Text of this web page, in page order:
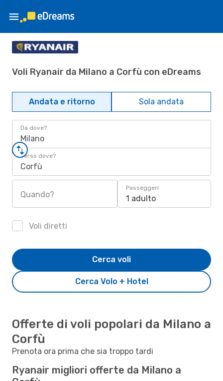
Voli Ryanair da Milano a Corfù con eDreams
Andata e ritorno Sola andata
Da dove?
Milano
Verso dove?
Corfù
Quando?
Passeggeri
1 adulto
Voli diretti
Cerca Volo + Hotel
Cerca voli
Offerte di voli popolari da Milano a
Corfù
Prenota ora prima che sia troppo tardi
Ryanair migliori offerte da Milano a